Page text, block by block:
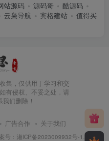
站源码 源码哥
酷源码
云枭导航 宾格建站
值得买
集，仅供用于学习和交
有侵权、不妥之处，请
们删除！
广告合作 关于我们
号： 湘ICP备2023009932号-1 .